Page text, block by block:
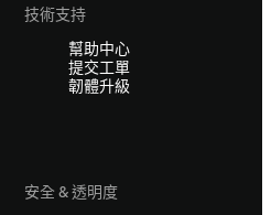
技術支持
幫助中心
提交工單
韌體升級
安全 & 透明度